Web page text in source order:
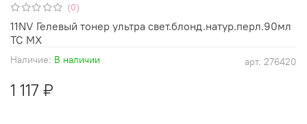
(0)
арт. 276420
Наличие: В наличии
1 117 ₽
11NV Гелевый тонер ультра свет.блонд.натур.перл.90мл
TC MX